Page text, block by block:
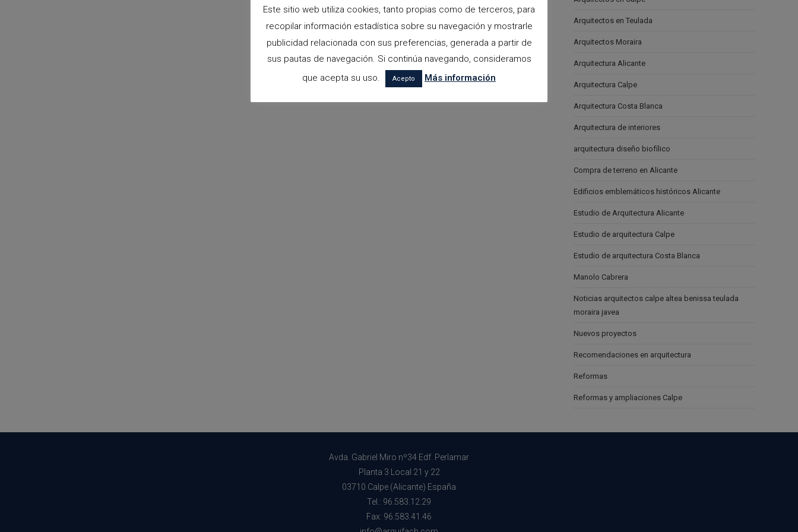
Arquitectos en Teulada
Arquitectos Moraira
Arquitectura Alicante
Arquitectura Calpe
Arquitectura Costa Blanca
Arquitectura de interiores
arquitectura diseño biofílico
Compra de terreno en Alicante
Edificios emblemáticos históricos Alicante
Estudio de Arquitectura Alicante
Estudio de arquitectura Calpe
Estudio de arquitectura Costa Blanca
Manolo Cabrera
Noticias arquitectos calpe altea benissa teulada
moraira javea
Nuevos proyectos
Recomendaciones en arquitectura
Reformas
Reformas y ampliaciones Calpe
Avda. Gabriel Miro nº34 Edf. Perlamar
Planta 3 Local 21 y 22
03710 Calpe (Alicante) España
Tel.: 96.583.12.29
Fax: 96.583.41.46
Este sitio web utiliza cookies, tanto propias como de terceros, para
recopilar información estadística sobre su navegación y mostrarle
publicidad relacionada con sus preferencias, generada a partir de
sus pautas de navegación. Si continúa navegando, consideramos
que acepta su uso.
Acepto Más información